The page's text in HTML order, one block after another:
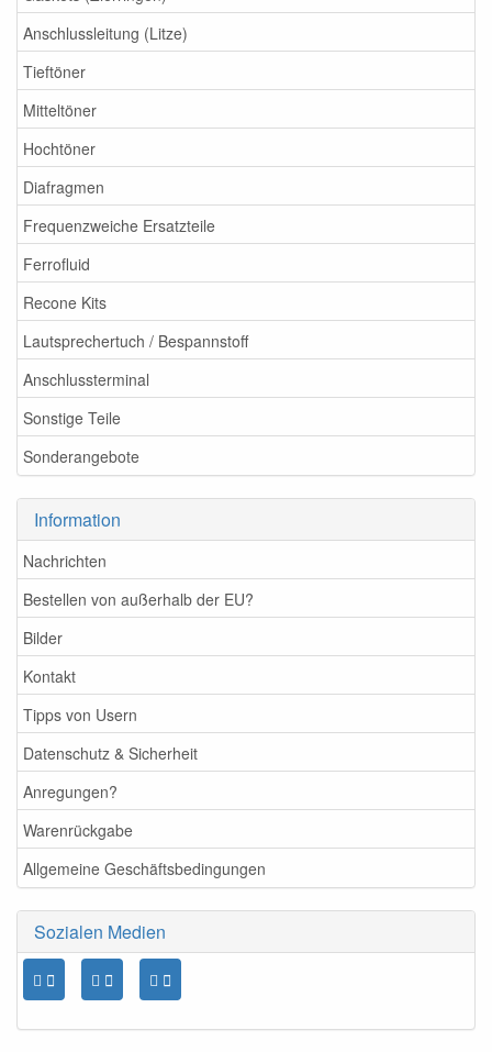
Anschlussleitung (Litze)
Tieftöner
Mitteltöner
Hochtöner
Diafragmen
Frequenzweiche Ersatzteile
Ferrofluid
Recone Kits
Lautsprechertuch / Bespannstoff
Anschlussterminal
Sonstige Teile
Sonderangebote
Information
Nachrichten
Bestellen von außerhalb der EU?
Bilder
Kontakt
Tipps von Usern
Datenschutz & Sicherheit
Anregungen?
Warenrückgabe
Allgemeine Geschäftsbedingungen
Sozialen Medien